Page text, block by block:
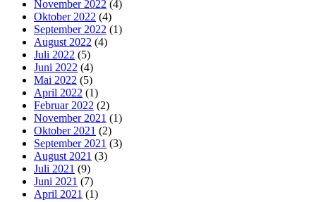
November 2022 (4)
Oktober 2022 (4)
September 2022 (1)
August 2022 (4)
Juli 2022 (5)
Juni 2022 (4)
Mai 2022 (5)
April 2022 (1)
Februar 2022 (2)
November 2021 (1)
Oktober 2021 (2)
September 2021 (3)
August 2021 (3)
Juli 2021 (9)
Juni 2021 (7)
April 2021 (1)